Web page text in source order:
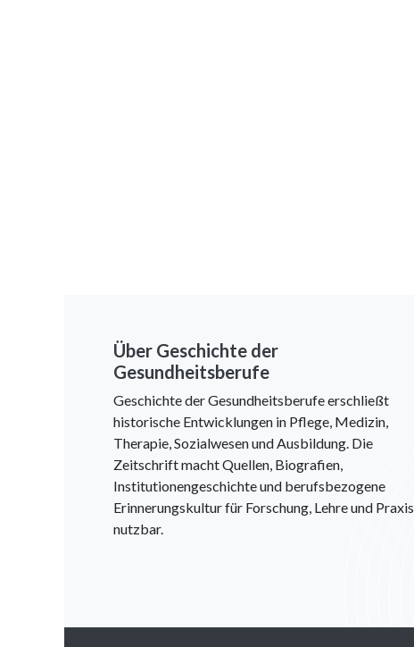
Über Geschichte der
Gesundheitsberufe
Geschichte der Gesundheitsberufe erschließt
historische Entwicklungen in Pflege, Medizin,
Therapie, Sozialwesen und Ausbildung. Die
Zeitschrift macht Quellen, Biografien,
Institutionengeschichte und berufsbezogene
Erinnerungskultur für Forschung, Lehre und Praxis
nutzbar.